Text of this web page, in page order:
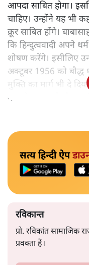
आपदा साबित होगा।
चाहिए। उन्होंने यह भी
क्रूर साबित होंगे।
कि हिन्दुत्ववादी अपने
शोषण करेंगे। इसीलिए
अक्टूबर 1956 को बौद्ध
मुक्ति का मार्ग भी दे
मृत्यु के कारण वे बौद्ध
सत्य हिन्दी ऐप
रविकान्त
प्रो. रविकांत सामाजिक
प्रवक्ता हैं।